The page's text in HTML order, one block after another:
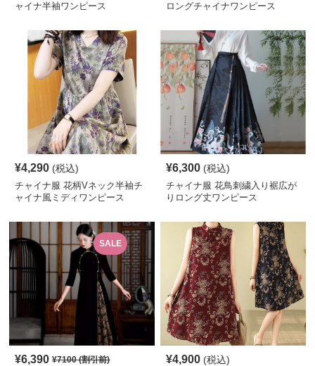
ャイナ半袖ワンピース
ロングチャイナワンピース
¥4,290 (税込)
チャイナ服 花柄Vネック半袖チ
ャイナ風ミディワンピース
¥6,300 (税込)
チャイナ服 花鳥刺繍入り裾広が
りロング丈ワンピース
SALE
¥6,390 ¥7100(割引前) ¥4,900 (税込)